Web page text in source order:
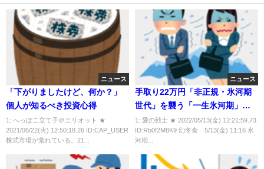
ニュース
「下がりましたけど、何か？」
個人が知るべき投資心得
1: へっぽこ立て子＠エリオット ★
2021/06/22(火) 12:50:18.26 ID:CAP_USER
株式市場が荒れている。21...
ニュース
手取り22万円「非正規・氷河期
世代」を襲う「一生氷河期」と
いう悲劇
1: 愛の戦士 ★ 2022/05/13(金) 12:21:59.73
ID:Rb0f2M8K9 幻冬舎 5/13(金) 11:16 氷
河期...